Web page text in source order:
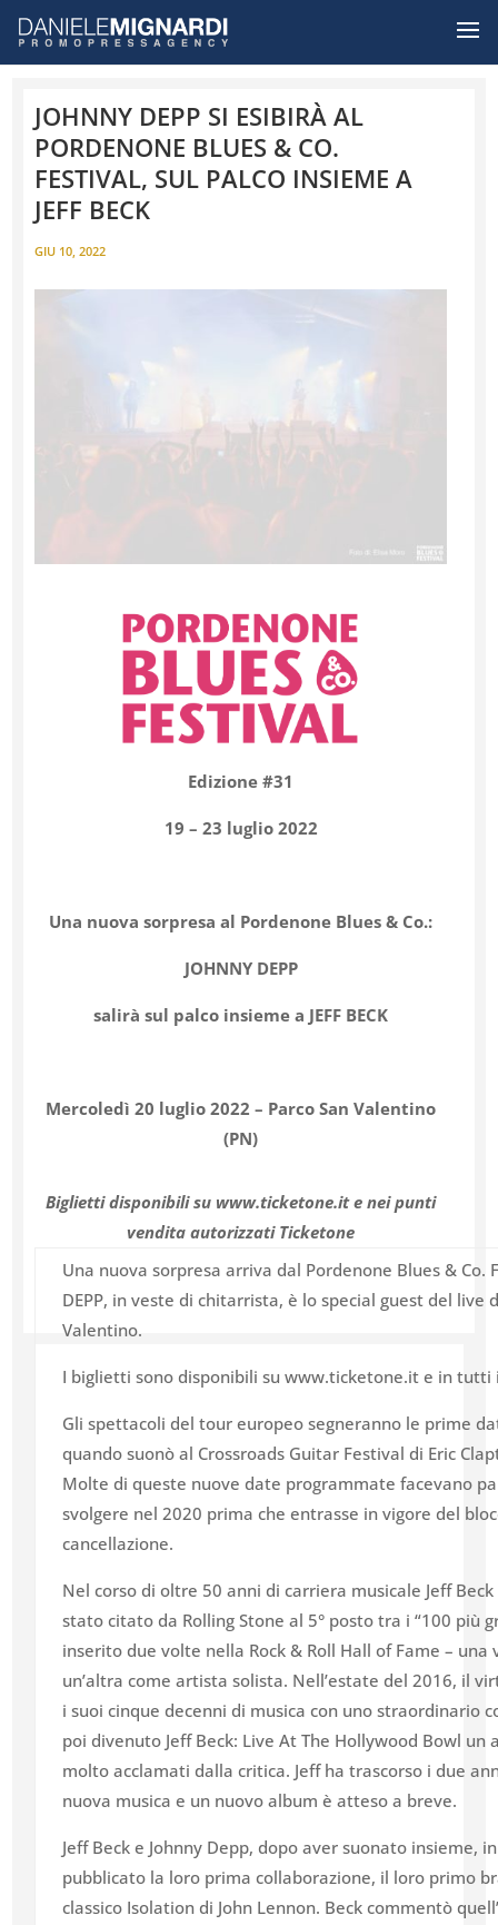
JOHNNY DEPP SI ESIBIRÀ AL
PORDENONE BLUES & CO.
FESTIVAL, SUL PALCO INSIEME A
JEFF BECK
GIU 10, 2022
Edizione #31
19 – 23 luglio 2022
Una nuova sorpresa al Pordenone Blues & Co.:
JOHNNY DEPP
salirà sul palco insieme a JEFF BECK
Mercoledì 20 luglio 2022 – Parco San Valentino
(PN)
Biglietti disponibili su www.ticketone.it e nei punti
vendita autorizzati Ticketone
Una nuova sorpresa arriva dal Pordenone Blues & Co.
DEPP, in veste di chitarrista, è lo special guest del live
Valentino.
I biglietti sono disponibili su www.ticketone.it e in
Gli spettacoli del tour europeo segneranno le prime
quando suonò al Crossroads Guitar Festival di Eric
Molte di queste nuove date programmate facevano
svolgere nel 2020 prima che entrasse in vigore del
cancellazione.
Nel corso di oltre 50 anni di carriera musicale Jeff
stato citato da Rolling Stone al 5° posto tra i “100
inserito due volte nella Rock & Roll Hall of Fame –
un’altra come artista solista. Nell’estate del 2016, il
i suoi cinque decenni di musica con uno straordinario
poi divenuto Jeff Beck: Live At The Hollywood Bowl
molto acclamati dalla critica. Jeff ha trascorso i due
nuova musica e un nuovo album è atteso a breve.
Jeff Beck e Johnny Depp, dopo aver suonato insieme,
pubblicato la loro prima collaborazione, il loro primo
classico Isolation di John Lennon. Beck commentò